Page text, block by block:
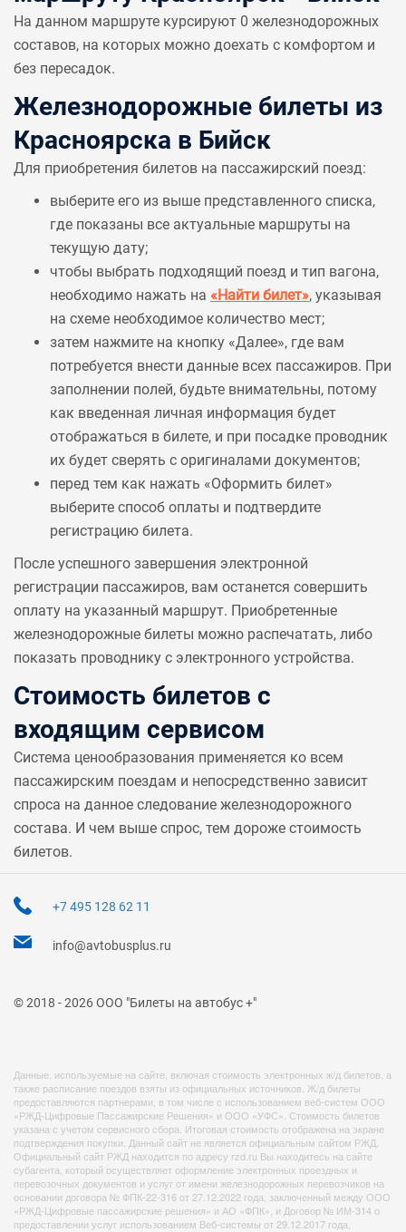
На данном маршруте курсируют 0 железнодорожных
составов, на которых можно доехать с комфортом и
без пересадок.
Железнодорожные билеты из
Красноярска в Бийск
Для приобретения билетов на пассажирский поезд:
выберите его из выше представленного списка,
где показаны все актуальные маршруты на
текущую дату;
чтобы выбрать подходящий поезд и тип вагона,
необходимо нажать на «Найти билет», указывая
на схеме необходимое количество мест;
затем нажмите на кнопку «Далее», где вам
потребуется внести данные всех пассажиров. При
заполнении полей, будьте внимательны, потому
как введенная личная информация будет
отображаться в билете, и при посадке проводник
их будет сверять с оригиналами документов;
перед тем как нажать «Оформить билет»
выберите способ оплаты и подтвердите
регистрацию билета.
После успешного завершения электронной
регистрации пассажиров, вам останется совершить
оплату на указанный маршрут. Приобретенные
железнодорожные билеты можно распечатать, либо
показать проводнику с электронного устройства.
Стоимость билетов с
входящим сервисом
Система ценообразования применяется ко всем
пассажирским поездам и непосредственно зависит
спроса на данное следование железнодорожного
состава. И чем выше спрос, тем дороже стоимость
билетов.
+7 495 128 62 11
info@avtobusplus.ru
© 2018 - 2026 ООО "Билеты на автобус +"
Данные, используемые на сайте, включая стоимость электронных ж/д билетов, а
также расписание поездов взяты из официальных источников. Ж/д билеты
предоставляются партнерами, в том числе с использованием веб-систем ООО
«РЖД-Цифровые Пассажирские Решения» и ООО «УФС». Стоимость билетов
указана с учетом сервисного сбора. Итоговая стоимость отображена на экране
подтверждения покупки. Данный сайт не является официальным сайтом РЖД.
Официальный сайт РЖД находится по адресу rzd.ru Вы находитесь на сайте
субагента, который осуществляет оформление электронных проездных и
перевозочных документов и услуг от имени железнодорожных перевозчиков на
основании договора № ФПК-22-316 от 27.12.2022 года, заключенный между ООО
«РЖД-Цифровые пассажирские решения» и АО «ФПК», и Договор № ИМ-314 о
предоставлении услуг использованием Веб-системы от 29.12.2017 года,